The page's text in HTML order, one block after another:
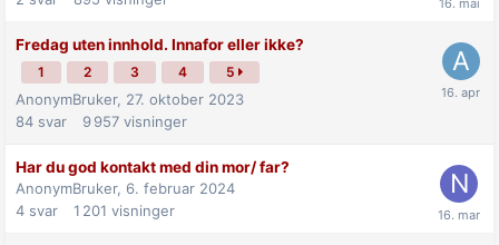
Fredag uten innhold. Innafor eller ikke?
1 2 3 4 5
AnonymBruker, 27. oktober 2023
84 svar 9 957 visninger
Har du god kontakt med din mor/ far?
AnonymBruker, 6. februar 2024
4 svar 1 201 visninger